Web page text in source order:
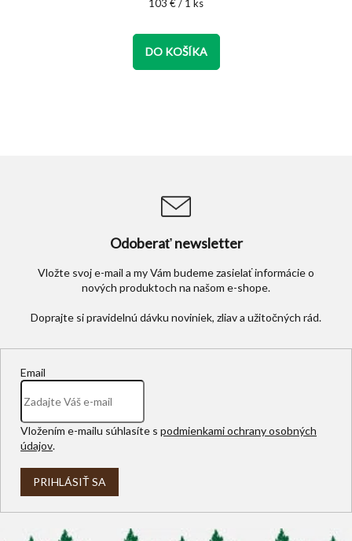
5
hviezdičiek.
103 € / 1 ks
DO KOŠÍKA
Odoberať newsletter
Vložte svoj e-mail a my Vám budeme zasielať informácie o
nových produktoch na našom e-shope.
Email
Vložením e-mailu súhlasíte s podmienkami ochrany osobných
údajov.
PRIHLÁSIŤ SA